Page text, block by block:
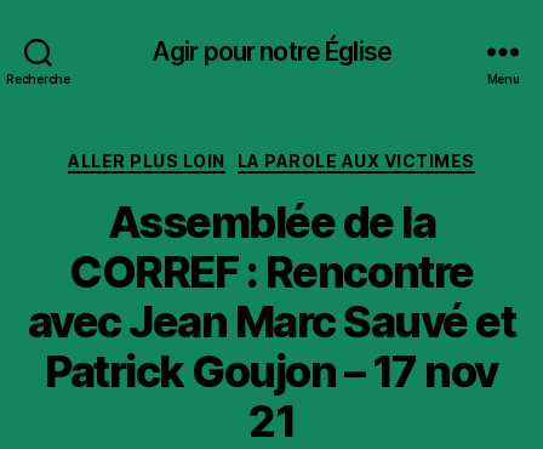
Recherche
Agir pour notre Église
Menu
Catégories
ALLER PLUS LOIN LA PAROLE AUX VICTIMES
Assemblée de la
CORREF : Rencontre
avec Jean Marc Sauvé et
Patrick Goujon – 17 nov
21